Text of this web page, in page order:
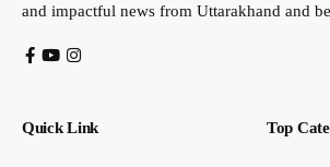
and impactful news from Uttarakhand and
Quick Link Top